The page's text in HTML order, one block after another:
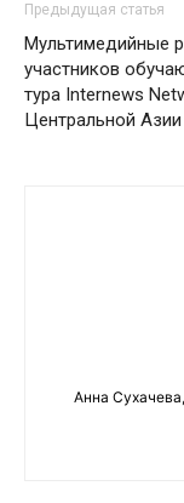
Предыдущая статья
Мультимедийные
участников
тура Internews
Центральной Азии
Анна